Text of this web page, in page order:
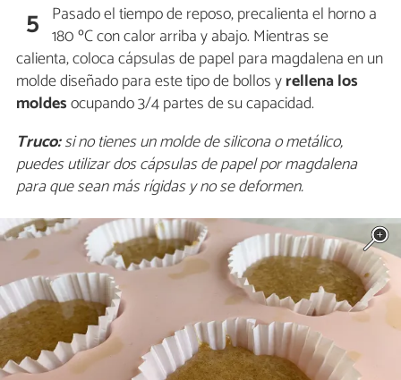
5 Pasado el tiempo de reposo, precalienta el horno a
180 ºC con calor arriba y abajo. Mientras se
calienta, coloca cápsulas de papel para magdalena en un
molde diseñado para este tipo de bollos yrellena los
moldesocupando 3/4 partes de su capacidad.
Truco:si no tienes un molde de silicona o metálico,
puedes utilizar dos cápsulas de papel por magdalena
para que sean más rígidas y no se deformen.